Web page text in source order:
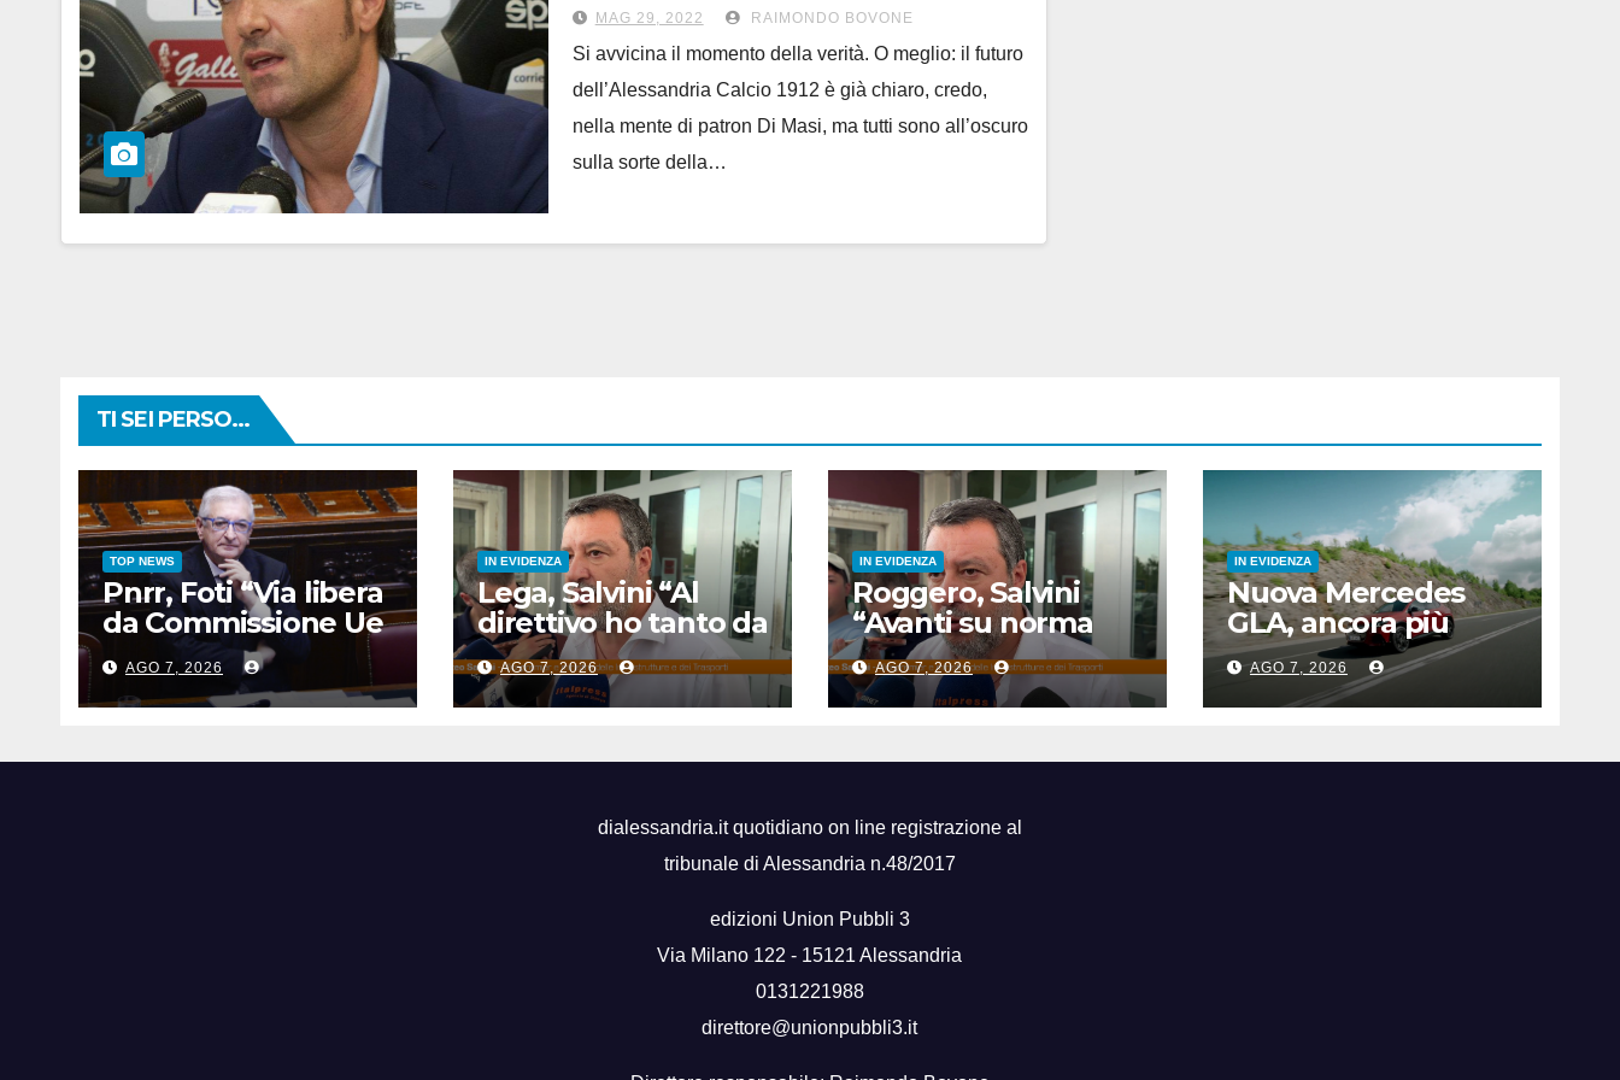
soluzioni possibili
MAG 29, 2022 RAIMONDO BOVONE
Si avvicina il momento della verità. O meglio: il futuro
dell’Alessandria Calcio 1912 è già chiaro, credo,
nella mente di patron Di Masi, ma tutti sono all’oscuro
sulla sorte della…
TI SEI PERSO...
TOP NEWS
Pnrr, Foti “Via libera
da Commissione Ue
alla proposta di
revisione dell’Italia”
AGO 7, 2026
IN EVIDENZA
Lega, Salvini “Al
direttivo ho tanto da
fare, non ho tempo
per litigare”
AGO 7, 2026
IN EVIDENZA
Roggero, Salvini
“Avanti su norma
anti-risarcimenti.
Sulla grazia profilo
basso”
AGO 7, 2026
IN EVIDENZA
Nuova Mercedes
GLA, ancora più
elettrica e
tecnologica
AGO 7, 2026
dialessandria.it quotidiano on line registrazione al
tribunale di Alessandria n.48/2017
edizioni Union Pubbli 3
Via Milano 122 - 15121 Alessandria
0131221988
direttore@unionpubbli3.it